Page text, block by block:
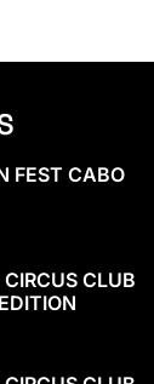
FEST CABO
CLUB